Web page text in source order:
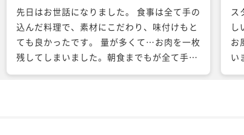
先日はお世話になりました。 食事は全て手の
込んだ料理で、素材にこだわり、味付けもと
ても良かったです。 量が多くて…お肉を一枚
残してしまいました。朝食までもが全て手作
りにこだわっていまして、素敵な思い出にな
ス
お
い